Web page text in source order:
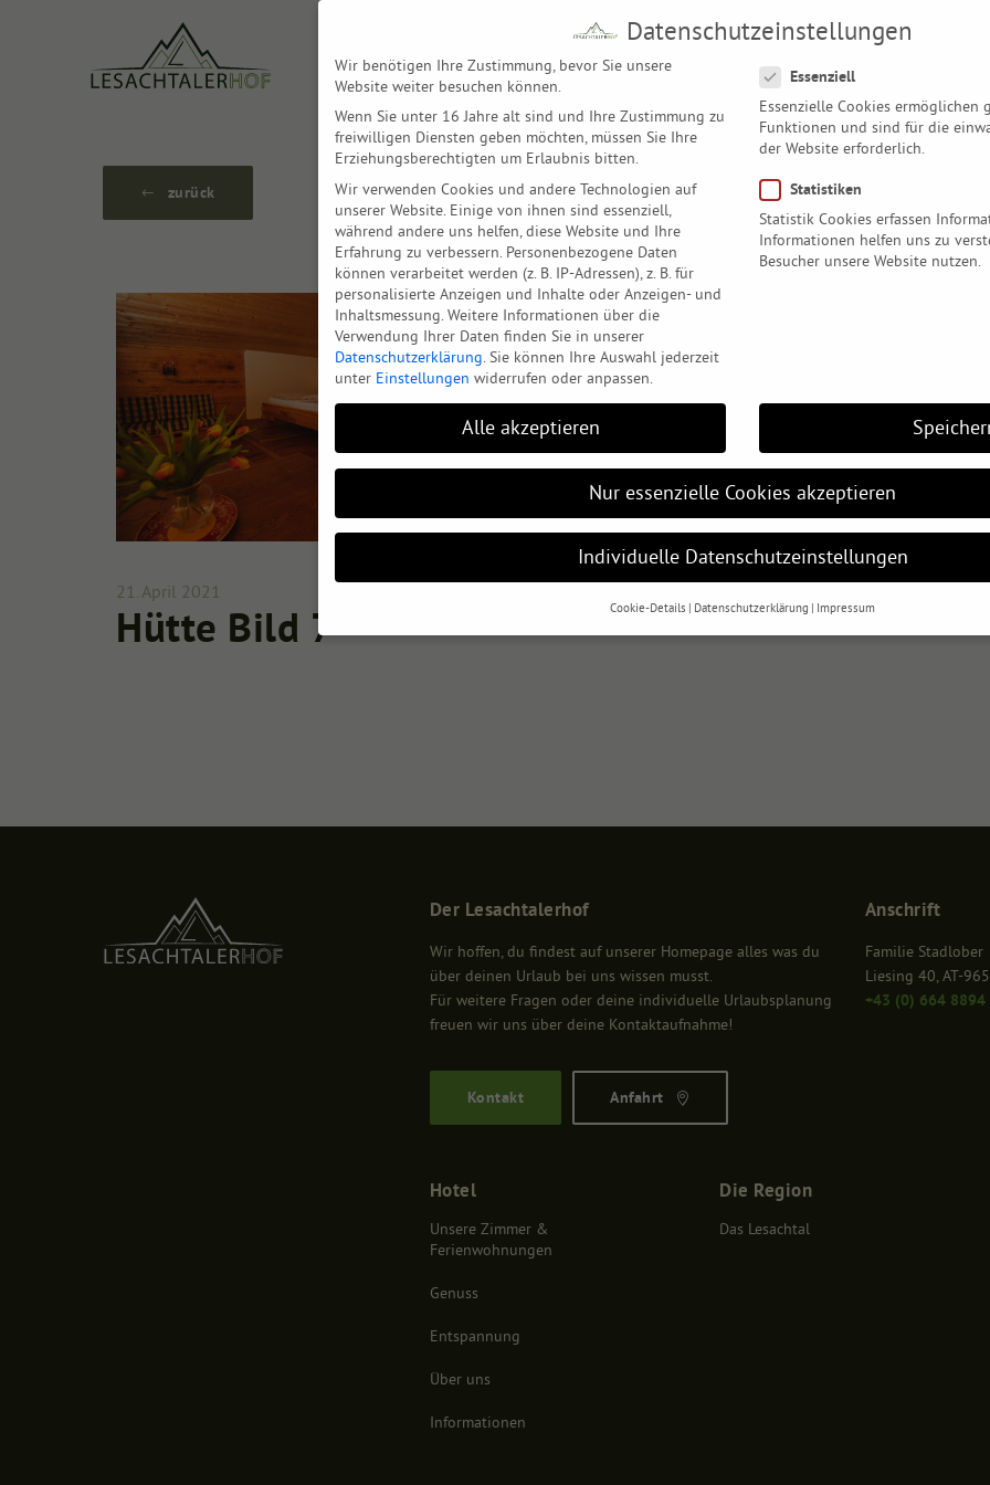
Unsere Zimmer & Ferienwohnungen
zurück
21. April 2021
Hütte Bild 7
Der Lesachtalerhof
Wir hoffen, du findest auf unserer Homepage alles was du
über deinen Urlaub bei uns wissen musst.
Für weitere Fragen oder deine individuelle Urlaubsplanung
freuen wir uns über deine Kontaktaufnahme!
Kontakt Anfahrt
Anschrift
Familie Stadlober
Liesing 40, AT-
+43 (0) 664 8894
Hotel
Unsere Zimmer &
Ferienwohnungen
Genuss
Entspannung
Über uns
Informationen
Die Region
Das Lesachtal
Datenschutzeinstellungen
Wir benötigen Ihre Zustimmung, bevor Sie unsere
Website weiter besuchen können.
Wenn Sie unter 16 Jahre alt sind und Ihre Zustimmung zu
freiwilligen Diensten geben möchten, müssen Sie Ihre
Erziehungsberechtigten um Erlaubnis bitten.
Wir verwenden Cookies und andere Technologien auf
unserer Website. Einige von ihnen sind essenziell,
während andere uns helfen, diese Website und Ihre
Erfahrung zu verbessern. Personenbezogene Daten
können verarbeitet werden (z. B. IP-Adressen), z. B. für
personalisierte Anzeigen und Inhalte oder Anzeigen- und
Inhaltsmessung. Weitere Informationen über die
Verwendung Ihrer Daten finden Sie in unserer
Datenschutzerklärung. Sie können Ihre Auswahl jederzeit
unter Einstellungen widerrufen oder anpassen.
Essenziell
Essenzielle Cookies ermöglichen
Funktionen und sind für die
der Website erforderlich.
Statistiken
Statistik Cookies erfassen
Informationen helfen uns zu
Besucher unsere Website nutzen.
Alle akzeptieren
Nur essenzielle Cookies akzeptieren
Individuelle Datenschutzeinstellungen
Cookie-Details Datenschutzerklärung Impressum
Datenschutzeinstellungen
geben oder sich weitere Informationen anzeigen lassen und so nur bestimmte Cookies
Datenschutzeinstellungen
Essenziell (1)
Essenzielle Cookies ermöglichen grundlegende Funktionen und sind für die einwandfreie Funktion der Website
Cookie-Informationen anzeigen
Statistik Cookies erfassen Informationen anonym. Diese Informationen helfen uns zu verstehen, wie unsere
Cookie-Informationen anzeigen